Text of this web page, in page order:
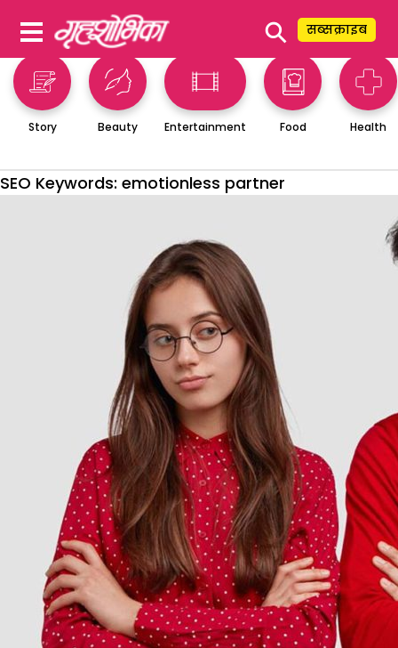
⚲ सब्सक्राइब
Story Beauty Entertainment Food Health
SEO Keywords: emotionless partner